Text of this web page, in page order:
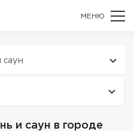
МЕНЮ
и саун в городе